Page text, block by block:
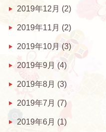
2019年12月 (2)
2019年11月 (2)
2019年10月 (3)
2019年9月 (4)
2019年8月 (3)
2019年7月 (7)
2019年6月 (1)